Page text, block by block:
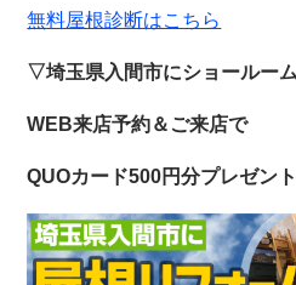
無料屋根診断はこちら
▽埼玉県入間市にショールー
WEB来店予約＆ご来店で
QUOカード500円分プレゼント